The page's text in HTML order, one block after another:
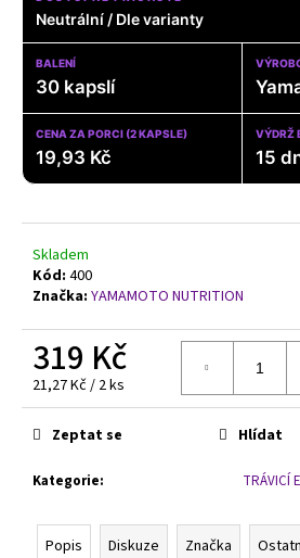
Neutrální / Dle varianty
BALENÍ
30 kapslí
CENA ZA PORCI (2 KAPSLE)
19,93 Kč
VÝDRŽ
15
Skladem
Kód: 400
Značka: YAMAMOTO NUTRITION
319 Kč
Měrná
cena:
21,27 Kč / 2 ks
Kategorie: TRÁVICÍ
Zeptat se Hlídat
Popis Diskuze Značka
j
m
e
1+1
HARDCORE
200
KAPSLÍ
749
Kč